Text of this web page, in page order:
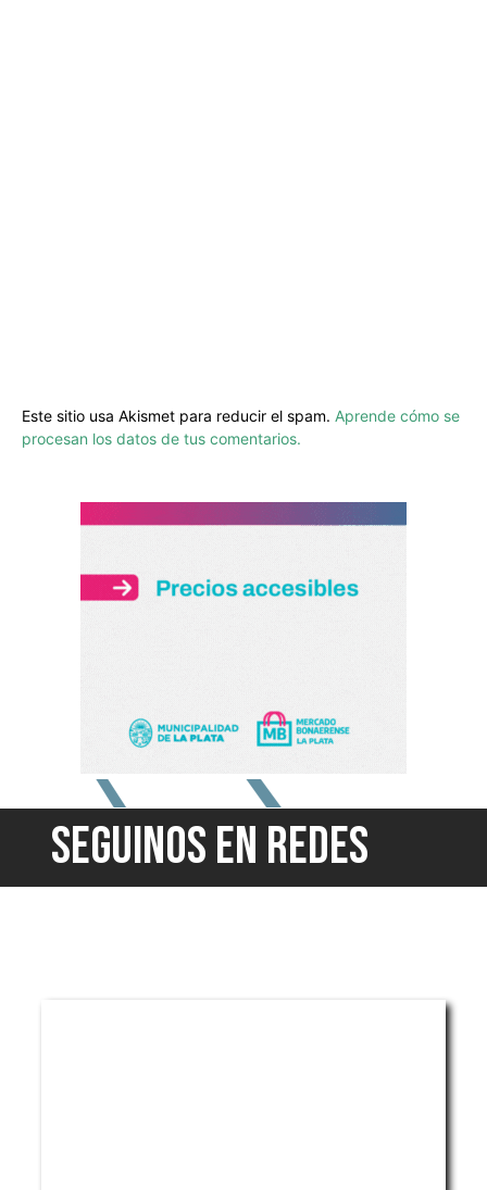
Este sitio usa Akismet para reducir el spam. Aprende cómo se
procesan los datos de tus comentarios.
SEGUINOS EN REDES